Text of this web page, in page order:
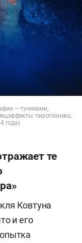
— туниками,
пиротехника,
года)
те
Ковтуна
и его